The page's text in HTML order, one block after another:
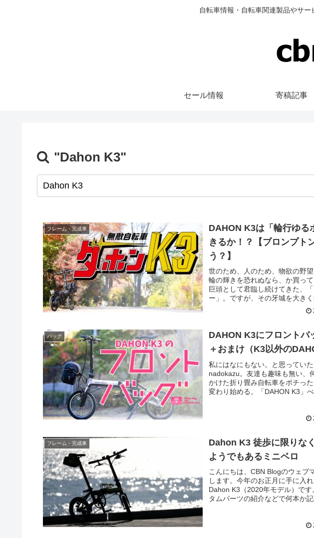
自転車情報・自転車関連製品やサ
セール情報 寄稿記事
"Dahon K3"
フレーム・完成車
DAHON K3は「輪行ゆる
きるか！？【ブロンプト
う？】
世のため、人のため、物欲の野
輪の輝きを恐れぬなら、か買っ
巨頭として君臨し続けてきた、
ー」。ですが、その牙城を大き
バッグ
DAHON K3にフロントバ
＋おまけ（K3以外の
私にはなにもない。と思ってい
nadokazu。友達も趣味も無い、
かけた折り畳み自転車をポチっ
変わり始める。「DAHON K3」べ
フレーム・完成車
Dahon K3 徒歩に限りな
ようでもあるミニベロ
こんにちは、CBN Blogのウェブ
します。今年のお正月に手に入
Dahon K3（2020年モデル）で
タムパーツの紹介などで何本か記